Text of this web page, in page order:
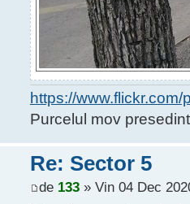
https://
Purcelul mov
Re: Sector 5
de 133» Vin 04 Dec